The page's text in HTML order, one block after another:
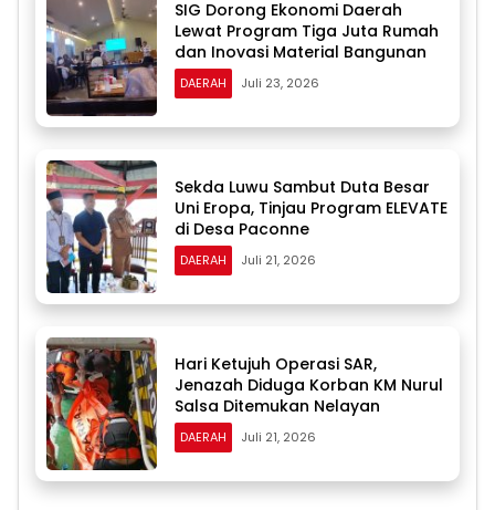
SIG Dorong Ekonomi Daerah
Lewat Program Tiga Juta Rumah
dan Inovasi Material Bangunan
DAERAH Juli 23, 2026
Sekda Luwu Sambut Duta Besar
Uni Eropa, Tinjau Program ELEVATE
di Desa Paconne
DAERAH Juli 21, 2026
Hari Ketujuh Operasi SAR,
Jenazah Diduga Korban KM Nurul
Salsa Ditemukan Nelayan
DAERAH Juli 21, 2026